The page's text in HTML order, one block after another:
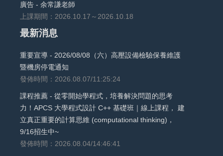
廣告 - 余常謙老師
上課期間：2026.10.17～2026.10.18
最新消息
重要宣導 - 2026/08/08（六）高壓設備檢驗保養維護
暨機房停電通知
發佈時間：2026.08.07/11:25:24
課程推薦 - 從零開始學程式，培養解決問題的思考
力！APCS 大學程式設計 C++ 基礎班｜線上課程， 建
立真正重要的計算思維 (computational thinking)，
9/16招生中~
發佈時間：2026.08.04/14:46:41